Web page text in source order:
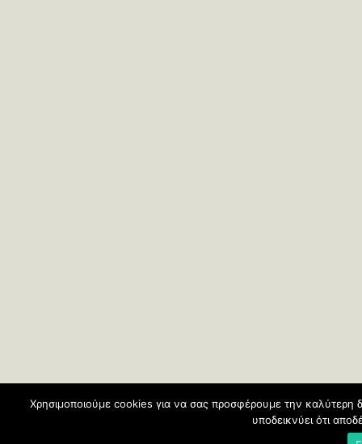
Χρησιμοποιούμε cookies για να σας προσφέρουμε την καλύτερη
υποδεικνύει ότι